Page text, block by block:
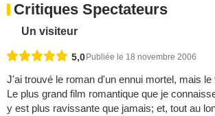
Critiques Spectateurs
Un visiteur
5,0 Publiée le 18 novembre 2006
J'ai trouvé le roman d'un ennui mortel, mais le
Le plus grand film romantique que je
y est plus ravissante que jamais; et, tout au